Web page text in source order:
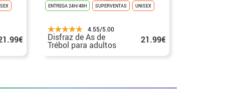
ENTREGA 24H/48H SUPERVENTAS UNISEX
4.55/5.00
Disfraz de As de
Trébol para adultos 21.99€